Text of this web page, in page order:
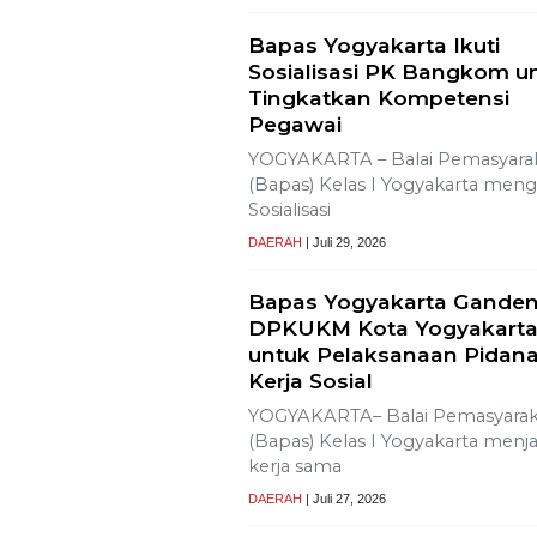
NTB Terancam
Muhammad Safi’i,
Nahkodai KNPI
PROBOLINGGO – Nahkoda
Dewan Pengurus Daerah (DPD)
Komite Nasional
DAERAH | Juli 31, 2026